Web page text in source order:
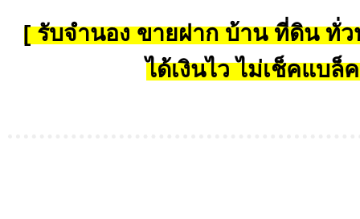
[ รับจำนอง ขายฝาก บ้าน ที่ดิน ทั่ว
ได้เงินไว ไม่เช็คแบล็